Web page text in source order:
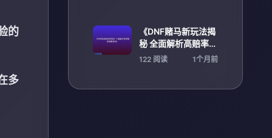
的
多
《DNF赌马新玩法揭
秘 全面解析高赔率与
策略技巧》
122 阅读 1个月前